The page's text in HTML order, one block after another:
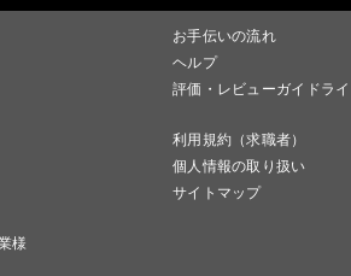
お手伝いの流れ
ヘルプ
評価・レビューガイドラ
利用規約（求職者）
個人情報の取り扱い
サイトマップ
様